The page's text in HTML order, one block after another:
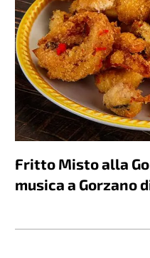
Fritto Misto alla
musica a Gorzano